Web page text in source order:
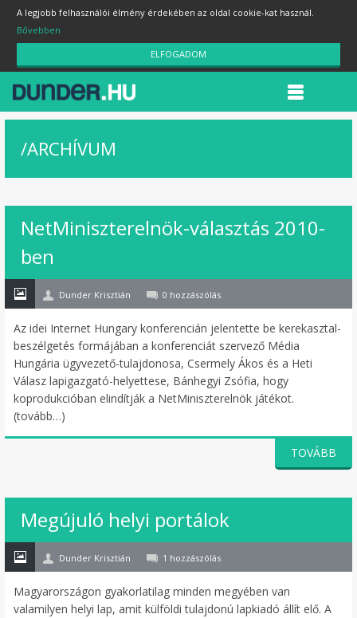
A legjobb felhasználói élmény érdekében az oldal cookie-kat használ.
Bővebben
ELFOGADOM
/ARCHÍVUM
NetMiniszterelnök-választás 2010-
ben
28
Dunder Krisztián 0 hozzászólás
Az idei Internet Hungary konferencián jelentette be kerekasztal-
beszélgetés formájában a konferenciát szervező Média
Hungária ügyvezető-tulajdonosa, Csermely Ákos és a Heti
Válasz lapigazgató-helyettese, Bánhegyi Zsófia, hogy
koprodukcióban elindítják a NetMiniszterelnök játékot.
(tovább…)
TOVÁBB
Megújuló helyi portálok
12
okt
Dunder Krisztián 1 hozzászólás
Magyarországon gyakorlatilag minden megyében van
valamilyen helyi lap, amit külföldi tulajdonú lapkiadó állít elő. A